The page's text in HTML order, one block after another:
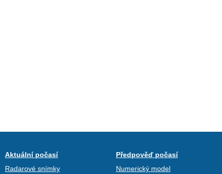
Aktuální počasí
Radarové snímky
Předpověď počasí
Numerický model